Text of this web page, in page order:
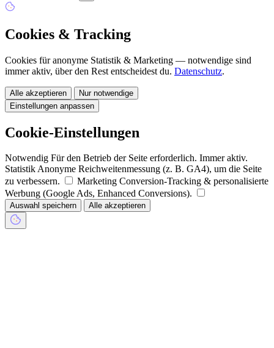
Cookies & Tracking
Cookies für anonyme Statistik & Marketing — notwendige sind
immer aktiv, über den Rest entscheidest du. Datenschutz.
Alle akzeptieren
Nur notwendige
Einstellungen anpassen
Cookie-Einstellungen
Notwendig Für den Betrieb der Seite erforderlich. Immer aktiv.
StatistikAnonyme Reichweitenmessung (z. B. GA4), um die Seite
zu verbessern.
Marketing Conversion-Tracking & personalisierte
Werbung (Google Ads, Enhanced Conversions).
Auswahl speichern Alle akzeptieren